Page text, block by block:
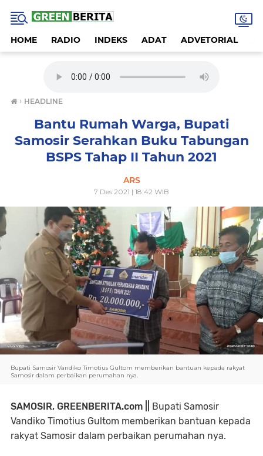
HOME RADIO INDEKS ADAT ADVETORIAL
› HEADLINE
Bantu Rumah Warga, Bupati
Samosir Serahkan Buku Tabungan
BSPS Tahap II Tahun 2021
ARS
7 Des 2021 | 18:42 WIB
Bupati Samosir Vandiko Timotius Gultom memberikan bantuan kepada rakyat
Samosir dalam perbaikan perumahan nya.
SAMOSIR, GREENBERITA.com || Bupati Samosir
Vandiko Timotius Gultom memberikan bantuan kepada
rakyat Samosir dalam perbaikan perumahan nya.